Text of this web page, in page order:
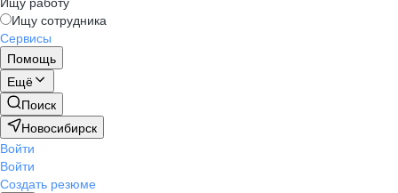
Ищу сотрудника
Сервисы
Помощь
Ещё
Поиск
Новосибирск
Войти
Войти
Создать резюме